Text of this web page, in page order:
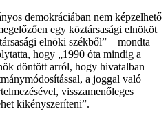
demokráciában nem képzelhető
egy köztársasági elnököt
elnöki székből” – mondta
hogy „1990 óta mindig a
döntött arról, hogy hivatalban
a joggal való
visszamenőleges
kikényszeríteni”.